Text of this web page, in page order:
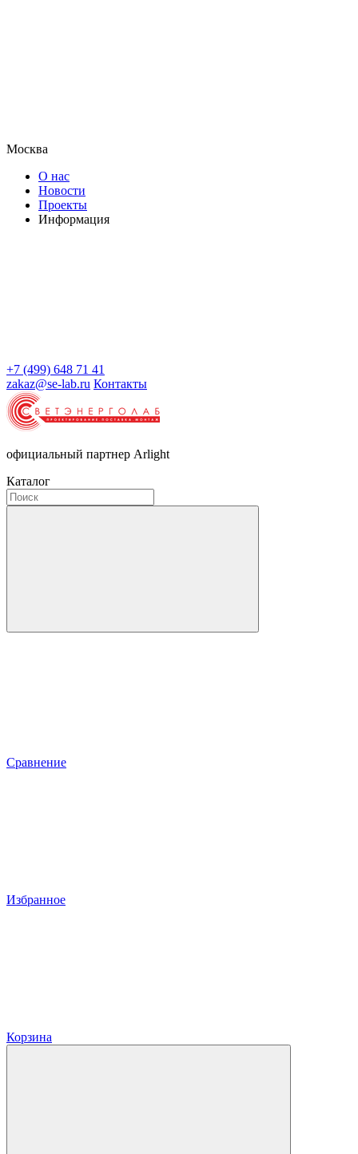
Москва
О нас
Новости
Проекты
Информация
+7 (499) 648 71 41
zakaz@se-lab.ru Контакты
официальный партнер Arlight
Каталог
Сравнение
Избранное
Корзина